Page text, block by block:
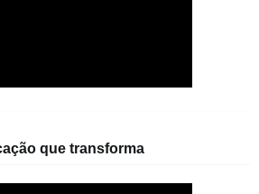
que transforma